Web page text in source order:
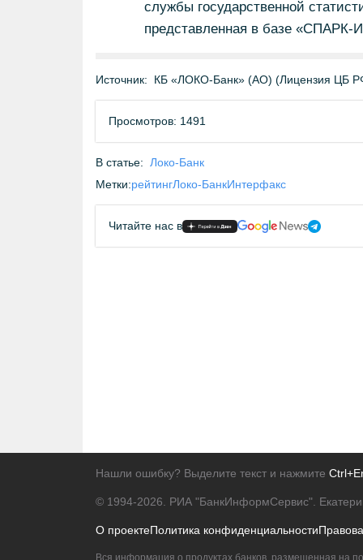
службы государственной
представленная в базе «СПАРК-
Источник: КБ «ЛОКО-Банк» (АО) (Лицензия ЦБ
Просмотров: 1491
В статье:
Локо-Банк
Метки:рейтингЛоко-БанкИнтерфакс
Читайте нас в
Нашли ошибку? Выделите текст и нажмите
© 1994-2026. РИА "БанкИнформСервис".
О проектеПолитика конфиденциальности
Вся информация о продуктах банков, размещенная на